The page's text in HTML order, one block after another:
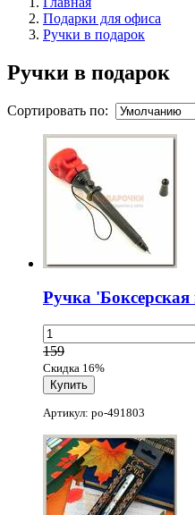
Подарки для офиса
Ручки в подарок
Ручки в подарок
Сортировать по:
Ручка
159
Скидка 16%
Артикул: po-491803